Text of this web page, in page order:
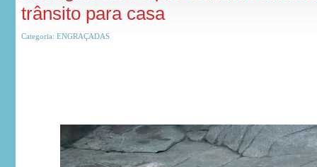
trânsito para casa
Categoria: ENGRAÇADAS